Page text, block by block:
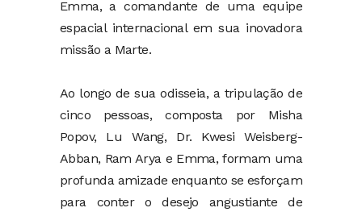
Emma, a comandante de uma equipe
espacial internacional em sua inovadora
missão a Marte.
Ao longo de sua odisseia, a tripulação de
cinco pessoas, composta por Misha
Popov, Lu Wang, Dr. Kwesi Weisberg-
Abban, Ram Arya e Emma, formam uma
profunda amizade enquanto se esforçam
para conter o desejo angustiante de